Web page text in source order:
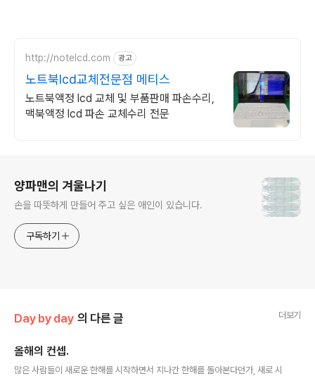
http://notelcd.com 광고
노트북lcd교체전문점 메티스
노트북액정 lcd 교체 및 부품판매 파손수리,
맥북액정 lcd 파손 교체수리 전문
양파맨의 겨울나기
손을 따뜻하게 만들어 주고 싶은 애인이 있습니다.
구독하기
Day by day 의 다른 글 더보기
올해의 컨셉.
많은 사람들이 새로운 한해를 시작하면서 지나간 한해를 돌아본다던가, 새로 시